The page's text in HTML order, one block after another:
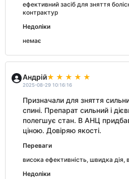
ефективний засіб для зняття
контрактур
Недоліки
немає
Андрій
2025-08-29 10:16:16
Призначали для зняття
спині. Препарат сильний і
полегшує стан. В АНЦ
ціною. Довіряю якості.
Переваги
висока ефективність, швидка дія,
Недоліки